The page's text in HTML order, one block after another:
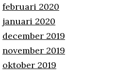
februari 2020
januari 2020
december 2019
november 2019
oktober 2019